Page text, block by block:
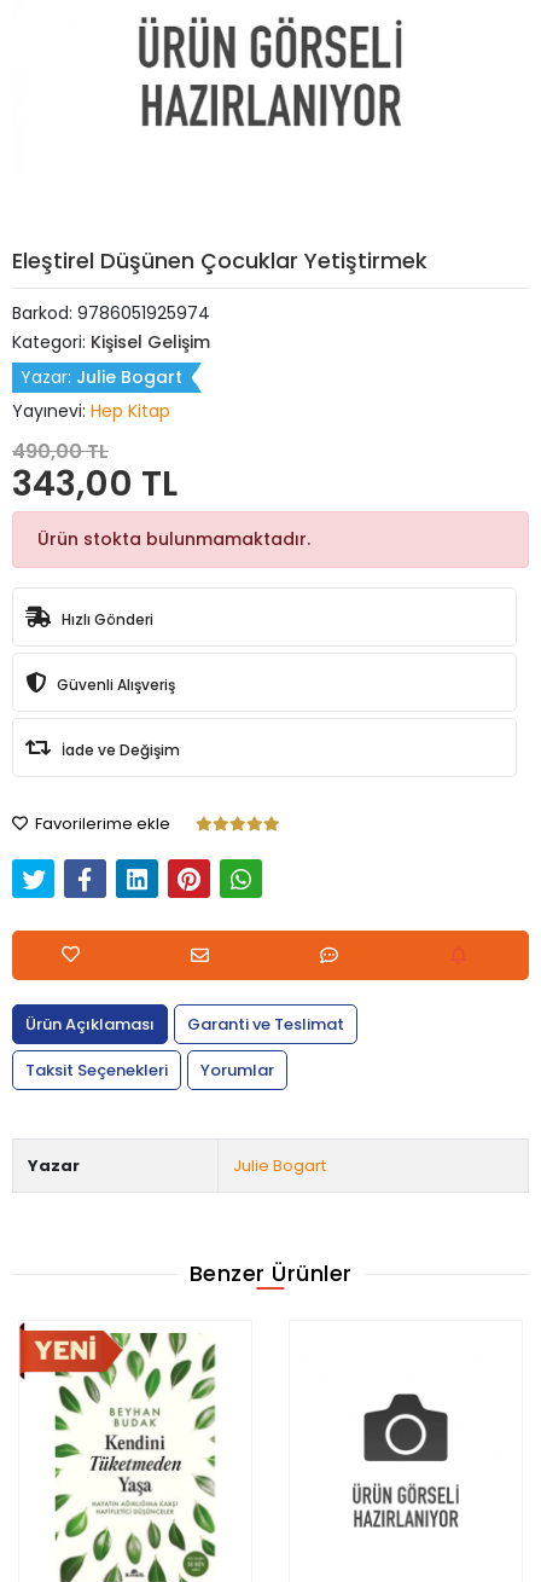
Eleştirel Düşünen Çocuklar Yetiştirmek
Barkod: 9786051925974
Kategori: Kişisel Gelişim
Yazar: Julie Bogart
Yayınevi: Hep Kitap
490,00 TL
343,00 TL
Ürün stokta bulunmamaktadır.
Hızlı Gönderi
Güvenli Alışveriş
İade ve Değişim
Favorilerime ekle
Ürün Açıklaması
Garanti ve Teslimat
Taksit Seçenekleri
Yorumlar
Yazar Julie Bogart
Benzer Ürünler